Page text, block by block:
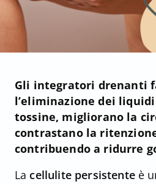
Gli integratori drenanti
l’eliminazione dei
tossine, migliorano la
contrastano la
contribuendo a ridurre
La cellulite persistenteè